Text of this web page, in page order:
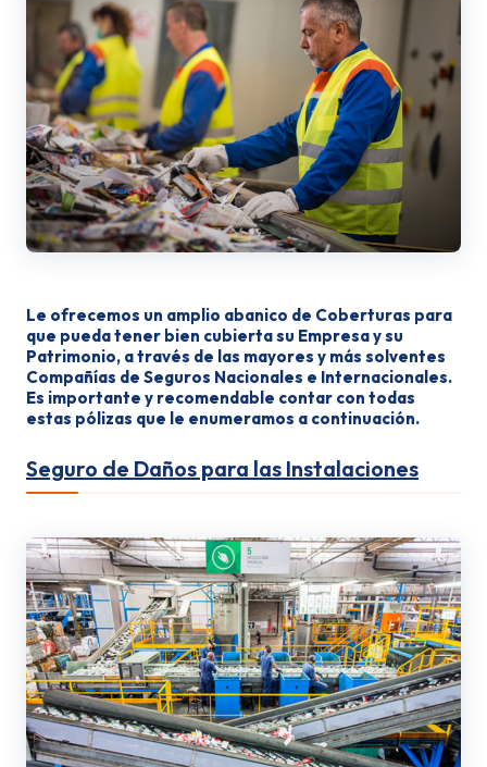
Le ofrecemos un amplio abanico de Coberturas para
que pueda tener bien cubierta su Empresa y su
Patrimonio, a través de las mayores y más solventes
Compañías de Seguros Nacionales e Internacionales.
Es importante y recomendable contar con todas
estas pólizas que le enumeramos a continuación.
Seguro de Daños para las Instalaciones